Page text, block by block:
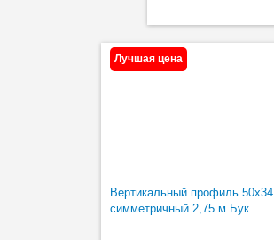
Лучшая цена
Вертикальный профиль 50х34
симметричный 2,75 м Бук